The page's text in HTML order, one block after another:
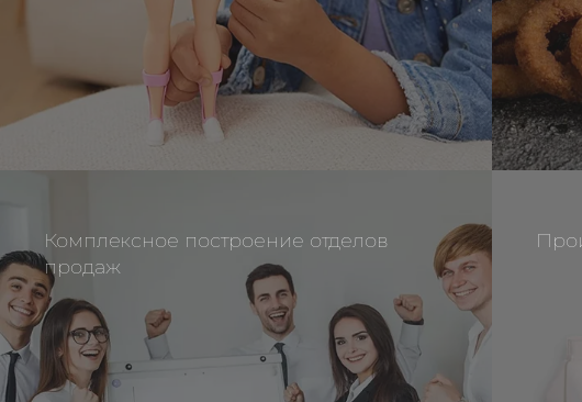
Комплексное построение отделов
продаж